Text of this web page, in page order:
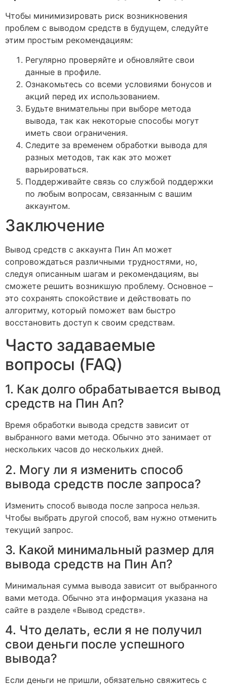
Чтобы минимизировать риск возникновения
проблем с выводом средств в будущем, следуйте
этим простым рекомендациям:
Регулярно проверяйте и обновляйте свои
данные в профиле.
Ознакомьтесь со всеми условиями бонусов и
акций перед их использованием.
Будьте внимательны при выборе метода
вывода, так как некоторые способы могут
иметь свои ограничения.
Следите за временем обработки вывода для
разных методов, так как это может
варьироваться.
Поддерживайте связь со службой поддержки
по любым вопросам, связанным с вашим
аккаунтом.
Заключение
Вывод средств с аккаунта Пин Ап может
сопровождаться различными трудностями, но,
следуя описанным шагам и рекомендациям, вы
сможете решить возникшую проблему. Основное –
это сохранять спокойствие и действовать по
алгоритму, который поможет вам быстро
восстановить доступ к своим средствам.
Часто задаваемые
вопросы (FAQ)
1. Как долго обрабатывается вывод
средств на Пин Ап?
Время обработки вывода средств зависит от
выбранного вами метода. Обычно это занимает от
нескольких часов до нескольких дней.
2. Могу ли я изменить способ
вывода средств после запроса?
Изменить способ вывода после запроса нельзя.
Чтобы выбрать другой способ, вам нужно отменить
текущий запрос.
3. Какой минимальный размер для
вывода средств на Пин Ап?
Минимальная сумма вывода зависит от выбранного
вами метода. Обычно эта информация указана на
сайте в разделе «Вывод средств».
4. Что делать, если я не получил
свои деньги после успешного
вывода?
Если деньги не пришли, обязательно свяжитесь с